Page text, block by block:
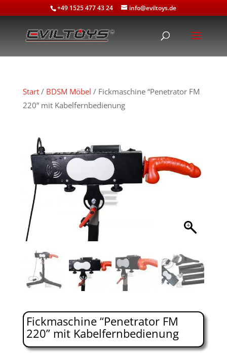
+49 1525 477 43 24 info@eviltoys.de
Start/ BDSM Möbel / Fickmaschine “Penetrator FM
220” mit Kabelfernbedienung
Fickmaschine “Penetrator FM
220” mit Kabelfernbedienung